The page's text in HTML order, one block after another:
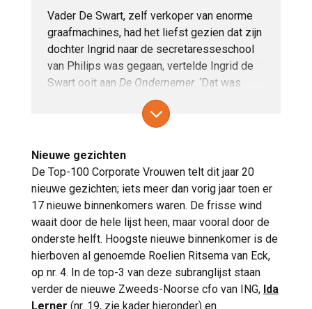
loopbaan begon in de financiële sector, waar
zij zo’n 18 jaar werkzaam was bij ABN AMRO.
Na haar jaren in het bankwezen maakte
Ritsema van Eck de overstap naar het
college van bestuur van Erasmus
Universiteit Rotterdam. In 2020 trad zij toe
tot het bestuur van de Alliantie, waar ze per
1 november 2025 werd benoemd tot
Haans. De raad van commissarissen
noemde haar benoeming ‘een logische
keuze’ en prees haar als een ‘verbinderpur
sang’. Zelf sprak zij over ‘een grote eer’ en
benadrukte zij het belang van samenwerking
bij het aanpakken van de enorme
woningbouwen duurzaamheidsopgaven van
deze tijd.
En zoals collega-commissaris Miriam van
Vader De Swart, zelf verkoper van enorme
graafmachines, had het liefst gezien dat zijn
dochter Ingrid naar de secretaresseschool
van Philips was gegaan, vertelde Ingrid de
Swart ooit aan De Ondernemer. ‘Dat was
tenminste een opleiding met baangarantie.’
En studeren had nog nooit iemand van de
was eigenwijs. Ik ging gewoon doen wat ik
leuk vond en daarna zou ik wel verder zien.’
Het werd Nederlandse taal- en letterkunde
aan de Universiteit Utrecht. Specialisatie:
renaissanceliteratuur.
Had ze toen ze die studie afrondde kunnen
voorzien dat ze in het voorjaar van 2026 de
nieuwe ceo van verzekeraar a.s.r. zou
worden? Haar achtergrond als taalkundige
spreekt in elk geval tot de verbeelding. ‘De
Nieuwe gezichten
De Top-100 Corporate Vrouwen telt dit jaar 20
nieuwe gezichten; iets meer dan vorig jaar toen er
17 nieuwe binnenkomers waren. De frisse wind
waait door de hele lijst heen, maar vooral door de
onderste helft. Hoogste nieuwe binnenkomer is de
hierboven al genoemde Roelien Ritsema van Eck,
op nr. 4. In de top-3 van deze subranglijst staan
verder de nieuwe Zweeds-Noorse cfo van ING, Ida
Lerner (nr. 19, zie kader hieronder) en